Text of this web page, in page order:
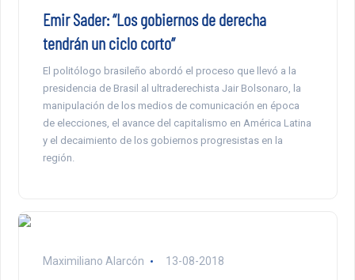
Emir Sader: “Los gobiernos de derecha
tendrán un ciclo corto”
El politólogo brasileño abordó el proceso que llevó a la
presidencia de Brasil al ultraderechista Jair Bolsonaro, la
manipulación de los medios de comunicación en época
de elecciones, el avance del capitalismo en América Latina
y el decaimiento de los gobiernos progresistas en la
región.
Maximiliano Alarcón 13-08-2018